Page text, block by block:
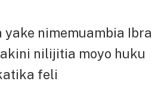
nimemuambia Ibra
nilijitia moyo huku
feli